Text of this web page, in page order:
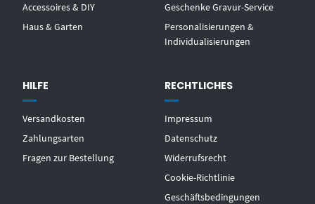
Accessoires & DIY
Haus & Garten
Geschenke Gravur-Service
Personalisierungen &
Individualisierungen
HILFE
Versandkosten
Zahlungsarten
Fragen zur Bestellung
RECHTLICHES
Impressum
Datenschutz
Widerrufsrecht
Cookie-Richtlinie
Geschäftsbedingungen